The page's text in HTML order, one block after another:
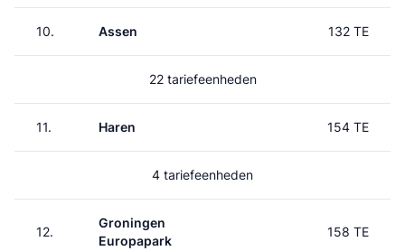
10. Assen 132 TE
22 tariefeenheden
11. Haren 154 TE
4 tariefeenheden
12.
Groningen
Europapark
158 TE